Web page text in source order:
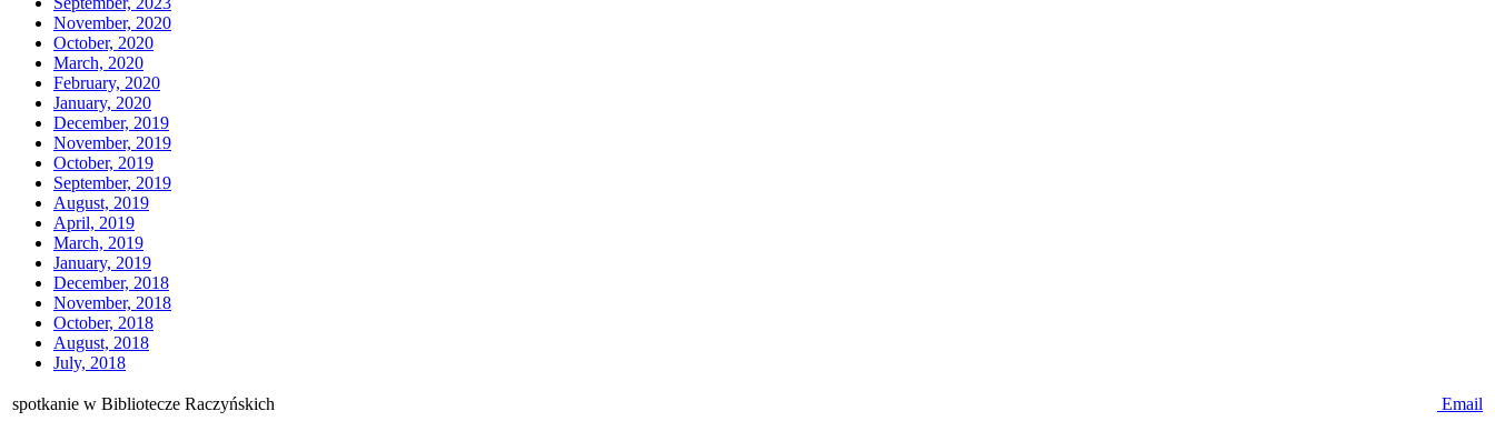
November, 2020
October, 2020
March, 2020
February, 2020
January, 2020
December, 2019
November, 2019
October, 2019
September, 2019
August, 2019
April, 2019
March, 2019
January, 2019
December, 2018
November, 2018
October, 2018
August, 2018
July, 2018
spotkanie w Bibliotecze Raczyńskich
Email